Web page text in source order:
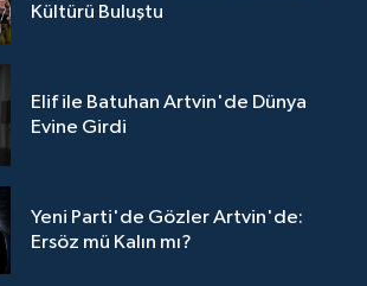
Kültürü Buluştu
Elif ile Batuhan Artvin'de Dünya
Evine Girdi
Yeni Parti'de Gözler Artvin'de:
Ersöz mü Kalın mı?